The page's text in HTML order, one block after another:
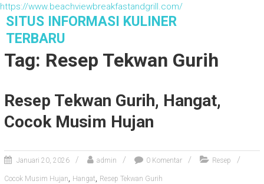
https://www.beachviewbreakfastandgrill.com/
e
SITUS INFORMASI KULINER
TERBARU
Tag: Resep Tekwan Gurih
Resep Tekwan Gurih, Hangat,
Cocok Musim Hujan
Januari 20, 2026 admin 0 Komentar Resep
Cocok Musim Hujan, Hangat, Resep Tekwan Gurih